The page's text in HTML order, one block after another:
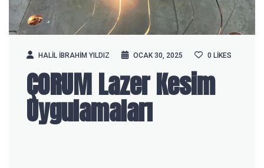
HALIL IBRAHIM YILDIZ OCAK 30, 2025 0 LIKES
ÇORUM Lazer Kesim
Uygulamaları